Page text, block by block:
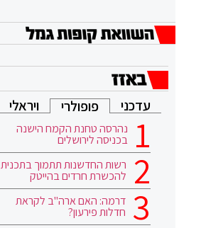
עדכני פופולרי ויראלי
נהרסה טחנת הקמח הישנה
בכניסה לירושלים
רשות החדשנות תתמוך בתכנית
להכשרת חרדים בהייטק
דרמה: האם ארה"ב לקראת
חדלות פירעון?